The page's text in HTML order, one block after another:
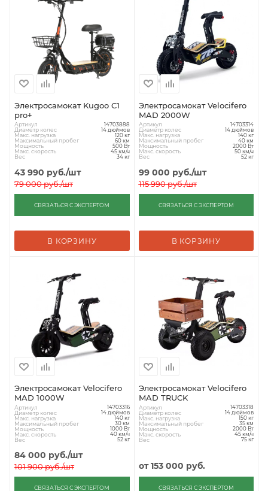
Электросамокат Kugoo C1
pro+
Артикул 14703888
Диаметр колес 14 дюймов
Макс. нагрузка 120 кг
Максимальный пробег 60 км
Мощность 500 Вт
Макс. скорость 45 км/ч
Вес 34 кг
43 990 руб./шт
79 000руб./шт
СВЯЗАТЬСЯ С ЭКСПЕРТОМ
В КОРЗИНУ
Электросамокат Velocifero
MAD 2000W
Артикул 14703314
Диаметр колес 14 дюймов
Макс. нагрузка 140 кг
Максимальный пробег 40 км
Мощность 2000 Вт
Макс. скорость 50 км/ч
Вес 52 кг
99 000 руб./шт
115 990руб./шт
СВЯЗАТЬСЯ С ЭКСПЕРТОМ
В КОРЗИНУ
Электросамокат Velocifero
MAD 1000W
Артикул 14703316
Диаметр колес 14 дюймов
Макс. нагрузка 140 кг
Максимальный пробег 30 км
Мощность 1000 Вт
Макс. скорость 40 км/ч
Вес 52 кг
84 000 руб./шт
101 900руб./шт
СВЯЗАТЬСЯ С ЭКСПЕРТОМ
Электросамокат Velocifero
MAD TRUCK
Артикул 14703318
Диаметр колес 14 дюймов
Макс. нагрузка 150 кг
Максимальный пробег 35 км
Мощность 2000 Вт
Макс. скорость 45 км/ч
Вес 75 кг
от153 000 руб.
СВЯЗАТЬСЯ С ЭКСПЕРТОМ